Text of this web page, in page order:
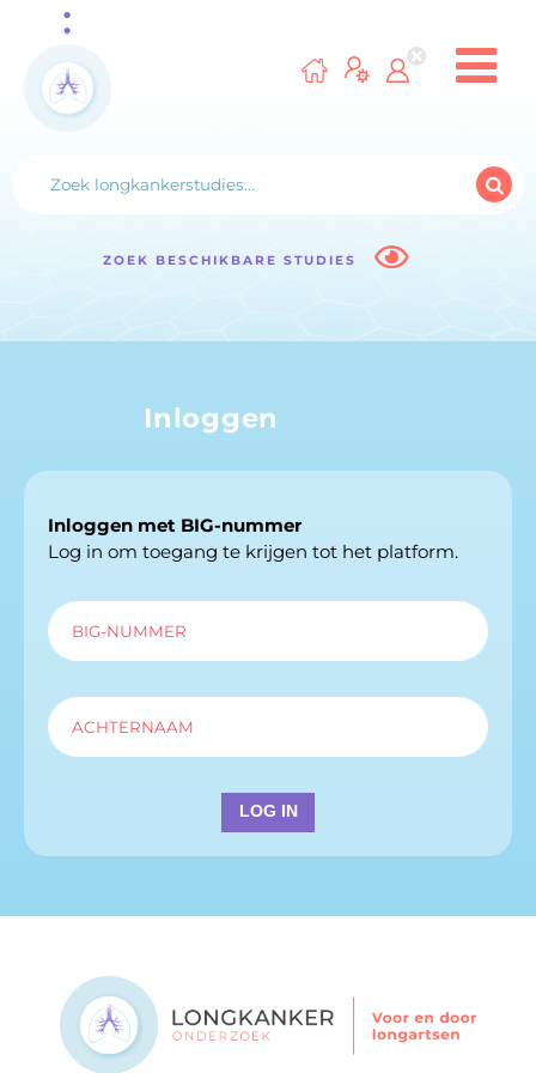
ZOEK BESCHIKBARE STUDIES
Inloggen
Inloggen met BIG-nummer
Log in om toegang te krijgen tot het platform.